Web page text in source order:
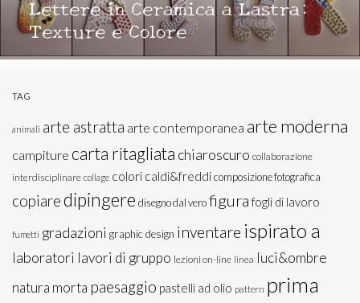
Lettere in Ceramica a Lastra:
Texture e Colore
TAG
animali arte astratta arte contemporanea arte moderna
campiture carta ritagliata chiaroscuro collaborazione
interdisciplinare collage colori caldi&freddicomposizione fotografica
copiaredipingere disegno dal verofigura fogli di lavoro
fumetti gradazioni graphic design inventare ispirato a
laboratori lavori di gruppo lezioni on-line linea luci&ombre
natura morta paesaggio pastelli ad olio pattern prima